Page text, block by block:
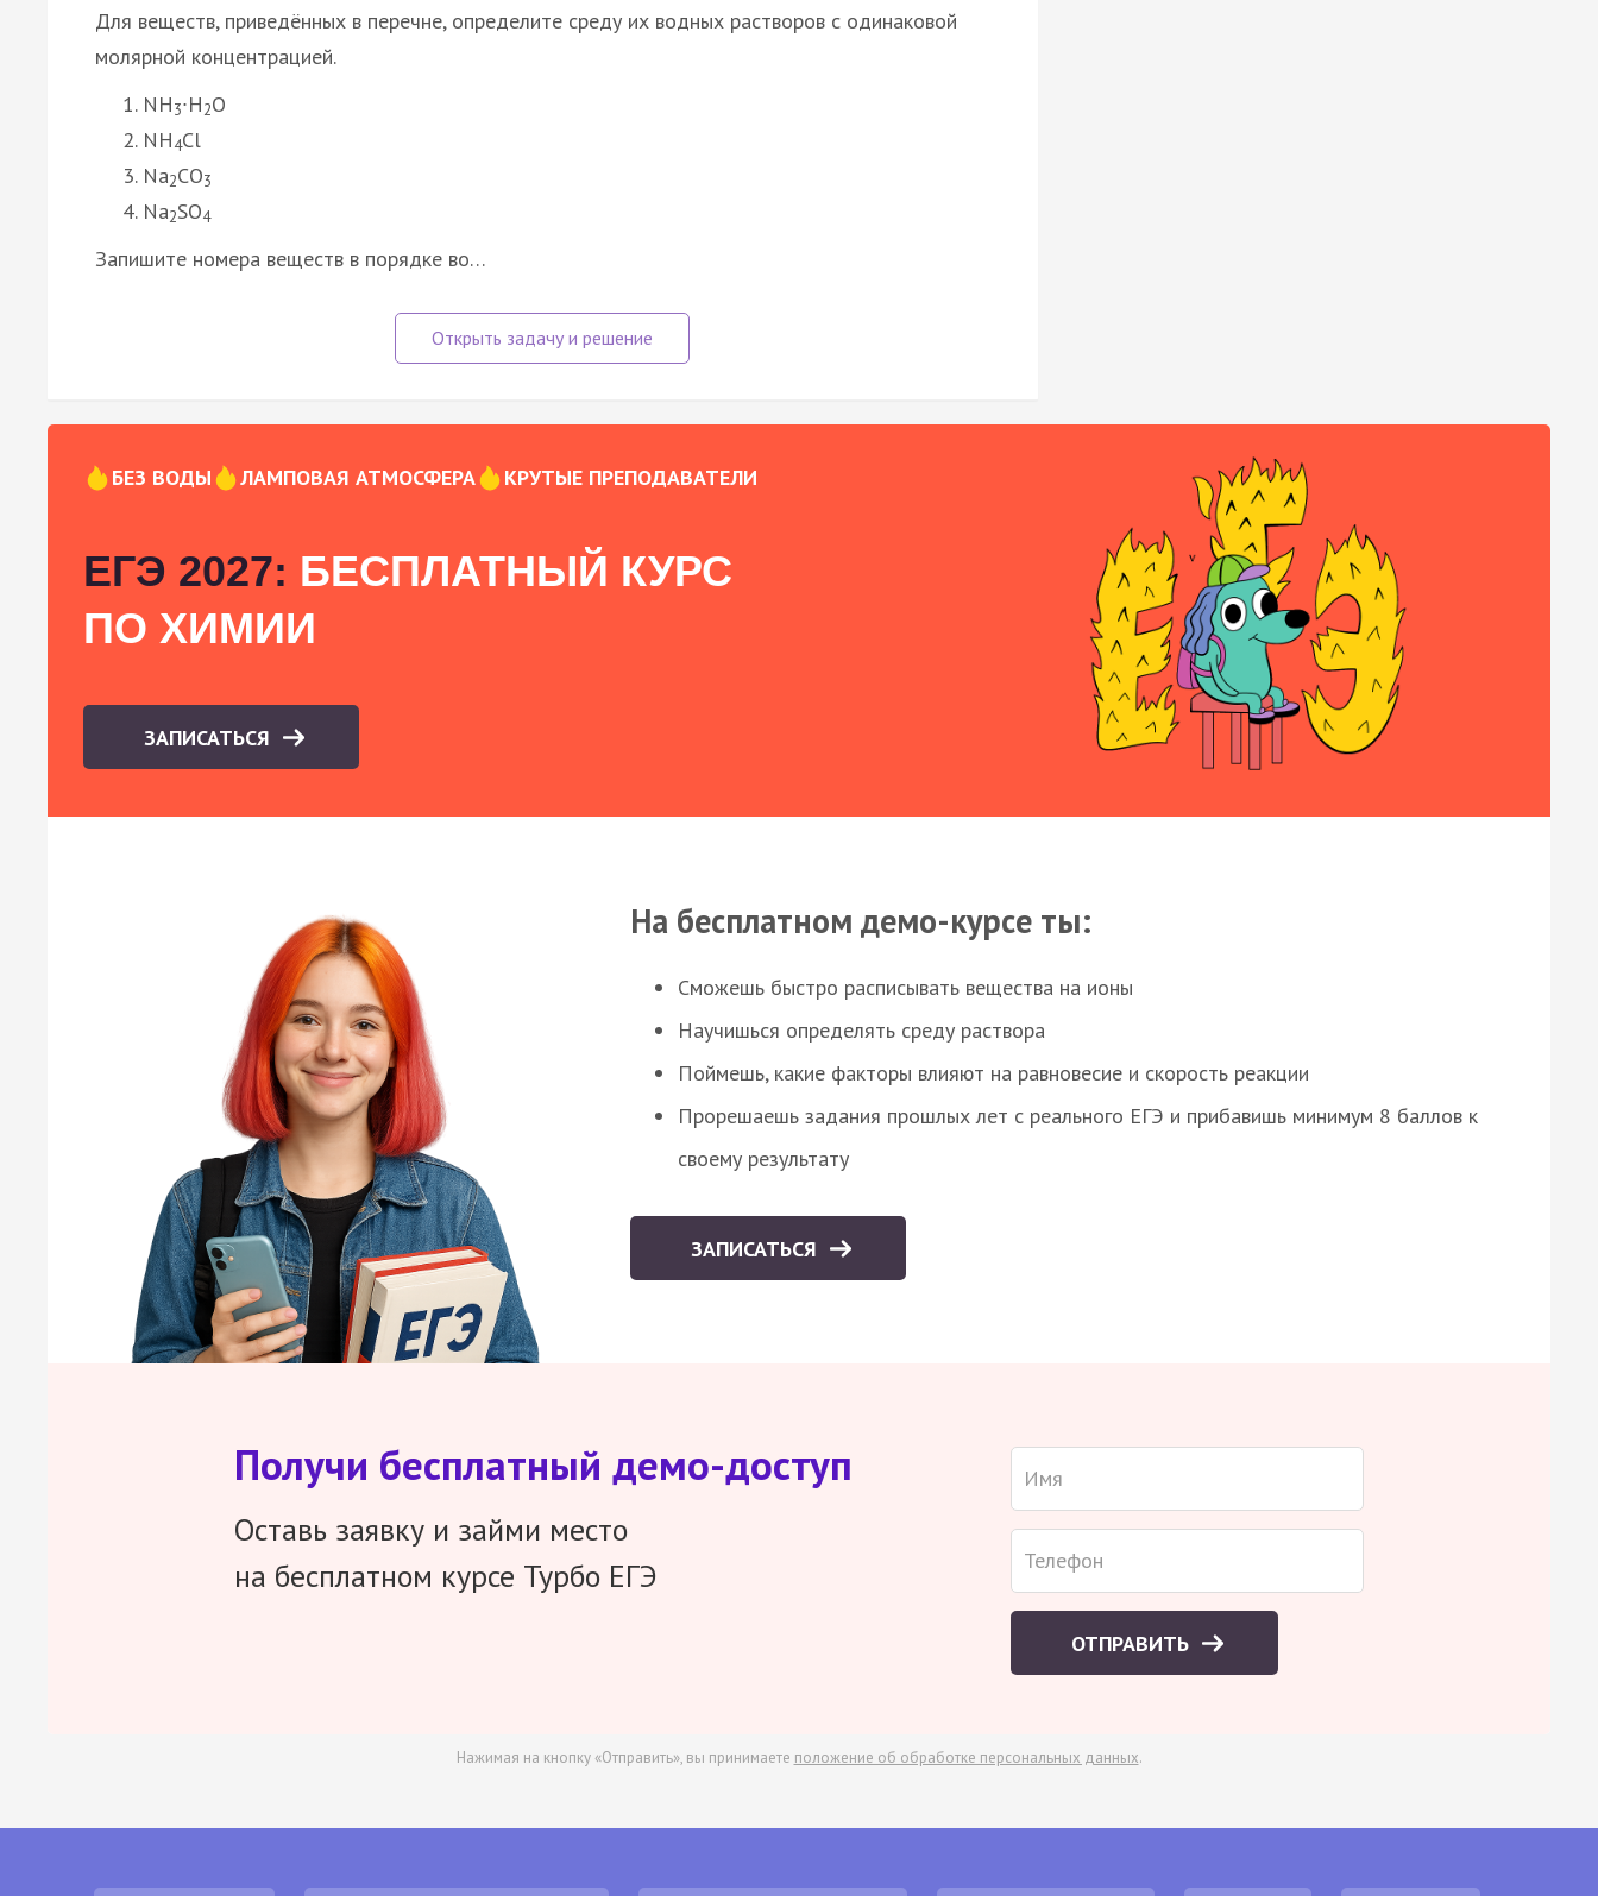
Для веществ, приведённых в перечне, определите среду их водных растворов с одинаковой
молярной концентрацией.
NH3∙H2O
NH4Cl
Na2CO3
Na2SO4
Запишите номера веществ в порядке во…
БЕЗ ВОДЫ ЛАМПОВАЯ АТМОСФЕРА КРУТЫЕ ПРЕПОДАВАТЕЛИ
ЕГЭ 2027: БЕСПЛАТНЫЙ КУРС
ПО ХИМИИ
ЗАПИСАТЬСЯ
На бесплатном демо-курсе ты:
Сможешь быстро расписывать вещества на ионы
Научишься определять среду раствора
Поймешь, какие факторы влияют на равновесие и скорость реакции
Прорешаешь задания прошлых лет с реального ЕГЭ и прибавишь минимум 8 баллов к
своему результату
ЗАПИСАТЬСЯ
Получи бесплатный демо-доступ
Оставь заявку и займи место
на бесплатном курсе Турбо ЕГЭ
ОТПРАВИТЬ
Нажимая на кнопку «Отправить», вы принимаете положение об обработке персональных данных.